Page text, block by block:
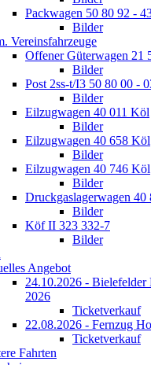
Packwagen 50 80 92 -
Bilder
Vereinsfahrzeuge
Offener Güterwagen 21
Bilder
Post 2ss-t/I3 50 80 00 -
Bilder
Eilzugwagen 40 011 Köl
Bilder
Eilzugwagen 40 658 Köl
Bilder
Eilzugwagen 40 746 Köl
Bilder
Druckgaslagerwagen 40
Bilder
Köf II 323 332-7
Bilder
Angebot
24.10.2026 - Bielefelder
2026
Ticketverkauf
22.08.2026 - Fernzug
Ticketverkauf
Fahrten